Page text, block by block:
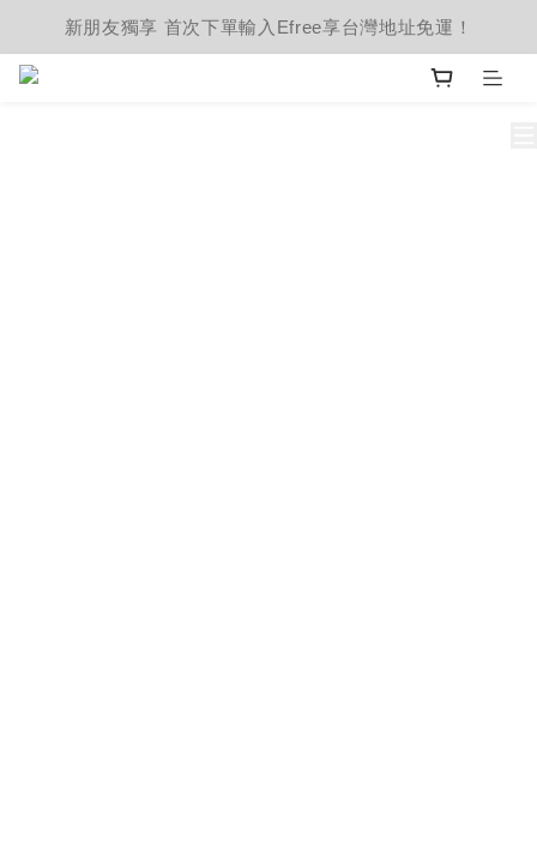
新朋友獨享 首次下單輸入Efree享台灣地址免運！